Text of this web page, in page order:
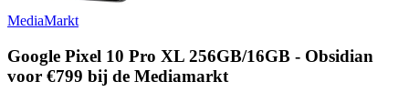
MediaMarkt
Google Pixel 10 Pro XL 256GB/16GB - Obsidian
voor €799 bij de Mediamarkt